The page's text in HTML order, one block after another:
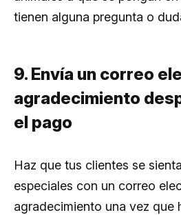
tienen alguna pregunta o
9. Envía un correo
agradecimiento
el pago
Haz que tus clientes se
especiales con un correo
agradecimiento una vez que